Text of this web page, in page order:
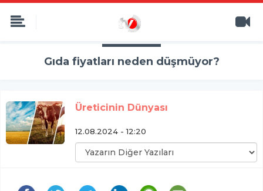
Gıda fiyatları neden düşmüyor?
Üreticinin Dünyası
12.08.2024 - 12:20